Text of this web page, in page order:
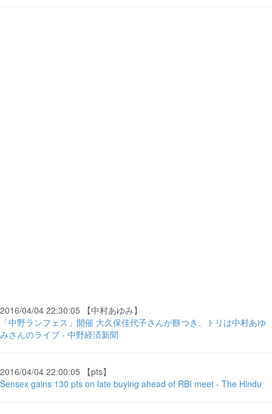
2016/04/04 22:30:05 【中村あゆみ】
「中野ランフェス」開催 大久保佳代子さんが餅つき、トリは中村あゆ
みさんのライブ - 中野経済新聞
2016/04/04 22:00:05 【pts】
Sensex gains 130 pts on late buying ahead of RBI meet - The Hindu